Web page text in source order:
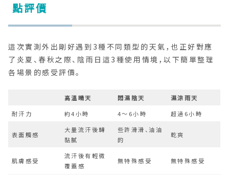
點評價
這次實測外出剛好遇到3種不同類型的天氣，也正好對應
了炎夏、春秋之際、陰雨日這3種使用情境，以下簡單整理
各場景的感受評價。
高溫晴天 悶濕陰天
濕涼雨天
耐汗力
約4小時 4～6小時 超過6小時
表面觸感
大量流汗後轉
黏膩
些許滑滑、油油
的
乾爽
肌膚感受
流汗後有輕微
覆蓋感
無特殊感受 無特殊感受